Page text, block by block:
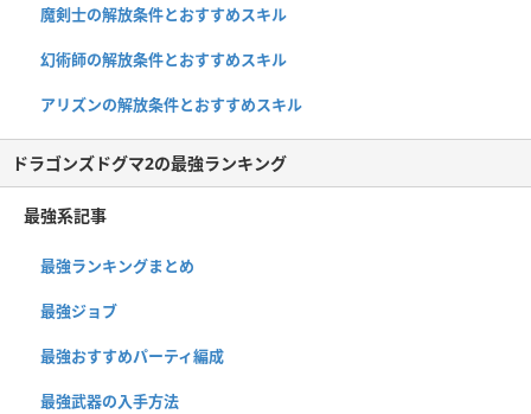
魔剣士の解放条件とおすすめスキル
幻術師の解放条件とおすすめスキル
アリズンの解放条件とおすすめスキル
ドラゴンズドグマ2の最強ランキング
最強系記事
最強ランキングまとめ
最強ジョブ
最強おすすめパーティ編成
最強武器の入手方法